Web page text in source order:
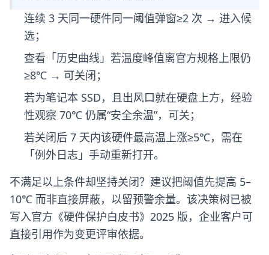
连续 3 天同一硬件同一阈值弹窗≥2 次 → 进入候
选；
查看「历史曲线」若温度峰值离官方规格上限仍
≥8℃ → 可关闭；
若为笔记本 SSD，且出风口就在硬盘上方，经验
性观察 70℃ 仍属“安全余温”，可关；
若关闭后 7 天内该硬件最高温上涨≥5℃，需在
「例外日志」手动重新打开。
不满足以上条件却坚持关闭？建议把阈值先提高 5–
10℃ 而非直接屏蔽，以留预警余量。该决策树已被
写入官方《硬件保护白皮书》2025 版，企业客户可
直接引用作为变更评审依据。